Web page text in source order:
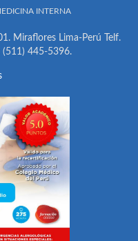
INTERNA
Miraflores Lima-Perú Telf.
(511) 445-5396.